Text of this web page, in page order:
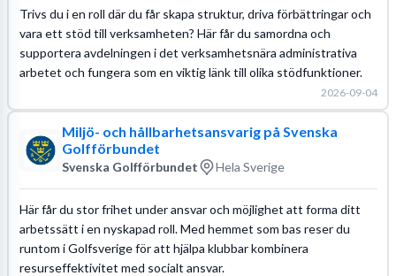
Trivs du i en roll där du får skapa struktur, driva förbättringar och
vara ett stöd till verksamheten? Här får du samordna och
supportera avdelningen i det verksamhetsnära administrativa
arbetet och fungera som en viktig länk till olika stödfunktioner.
2026-09-04
Miljö- och hållbarhetsansvarig på Svenska
Golfförbundet
Svenska Golfförbundet Hela Sverige
Här får du stor frihet under ansvar och möjlighet att forma ditt
arbetssätt i en nyskapad roll. Med hemmet som bas reser du
runtom i Golfsverige för att hjälpa klubbar kombinera
resurseffektivitet med socialt ansvar.